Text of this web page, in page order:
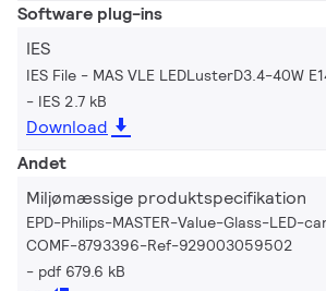
Software plug-ins
IES
IES File - MAS VLE LEDLusterD3.4-40W
IES 2.7 kB
Download
Andet
Miljømæssige produktspecifikation
EPD-Philips-MASTER-Value-Glass-LED-
COMF-8793396-Ref-929003059502
pdf 679.6 kB